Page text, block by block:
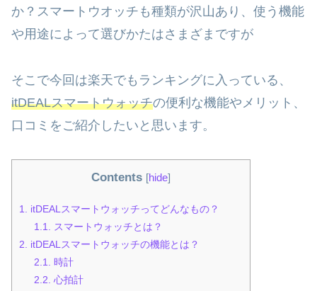
か？スマートウオッチも種類が沢山あり、使う機能
や用途によって選びかたはさまざまですが
そこで今回は楽天でもランキングに入っている、
itDEALスマートウォッチの便利な機能やメリット、
口コミをご紹介したいと思います。
Contents [hide]
1. itDEALスマートウォッチってどんなもの？
1.1. スマートウォッチとは？
2. itDEALスマートウォッチの機能とは？
2.1. 時計
2.2. 心拍計